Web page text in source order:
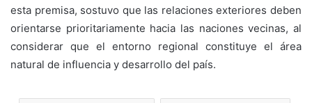
esta premisa, sostuvo que las relaciones exteriores deben
orientarse prioritariamente hacia las naciones vecinas, al
considerar que el entorno regional constituye el área
natural de influencia y desarrollo del país.